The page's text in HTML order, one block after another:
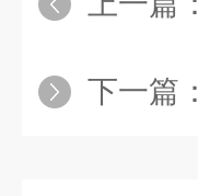
下一篇：